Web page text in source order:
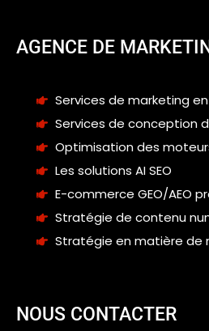
AGENCE DE
Services de marketing
Services de conception
Optimisation des
Les solutions AI SEO
E-commerce GEO/AEO
Stratégie de contenu
Stratégie en matière de
NOUS CONTACTER